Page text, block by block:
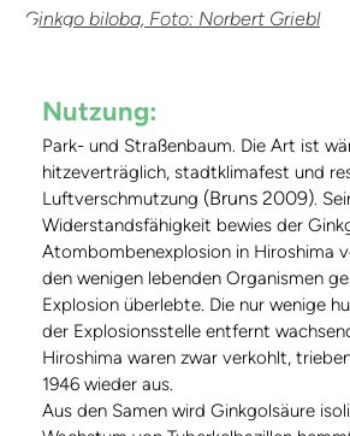
Ginkgo biloba, Foto: Norbert Griebl
Nutzung:
Park- und Straßenbaum. Die Art ist
hitzeverträglich, stadtklimafest und
Luftverschmutzung (Bruns 2009).
Widerstandsfähigkeit bewies der
Atombombenexplosion in Hiroshima
den wenigen lebenden Organismen
Explosion überlebte. Die nur wenige
der Explosionsstelle entfernt
Hiroshima waren zwar verkohlt,
1946 wieder aus.
Aus den Samen wird Ginkgolsäure